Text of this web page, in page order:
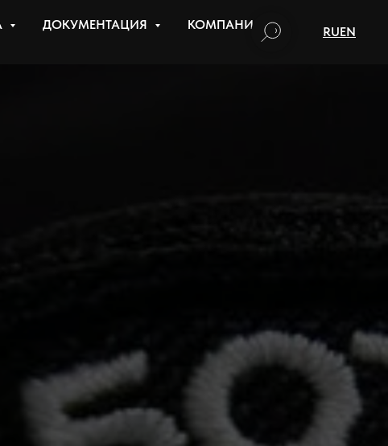
ДОКУМЕНТАЦИЯ
КОМПАНИЯ
RUEN